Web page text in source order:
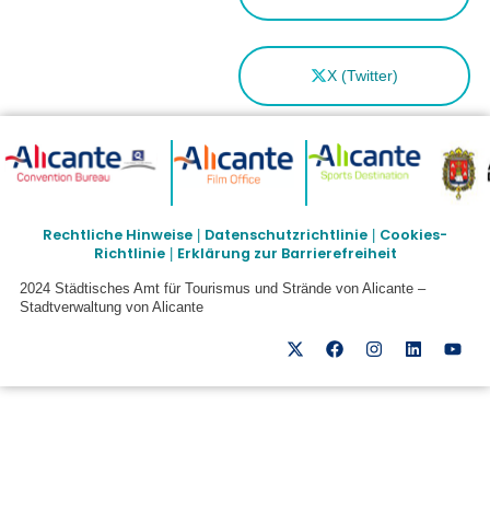
X (Twitter)
Rechtliche Hinweise Datenschutzrichtlinie
Cookies-
Richtlinie| Erklärung zur Barrierefreiheit
2024 Städtisches Amt für Tourismus und Strände von Alicante –
Stadtverwaltung von Alicante